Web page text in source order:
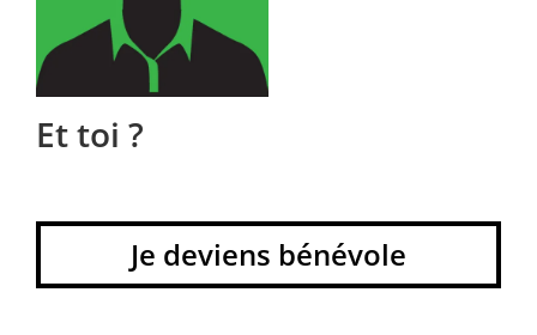
Et toi ?
Je deviens bénévole